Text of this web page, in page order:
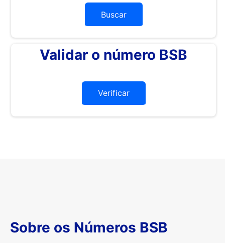
Buscar
Validar o número BSB
Verificar
Sobre os Números BSB